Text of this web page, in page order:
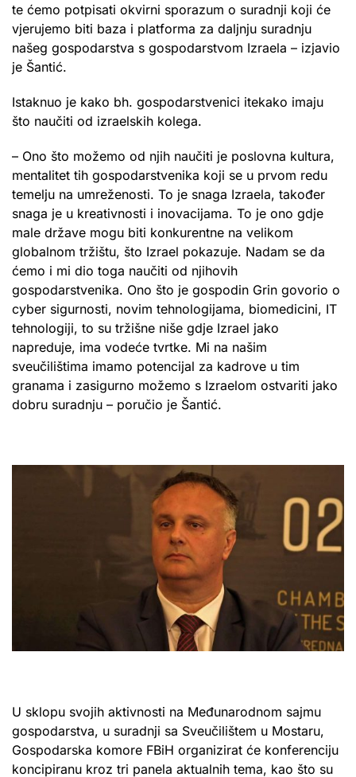
te ćemo potpisati okvirni sporazum o suradnji koji će
vjerujemo biti baza i platforma za daljnju suradnju
našeg gospodarstva s gospodarstvom Izraela – izjavio
je Šantić.
Istaknuo je kako bh. gospodarstvenici itekako imaju
što naučiti od izraelskih kolega.
– Ono što možemo od njih naučiti je poslovna kultura,
mentalitet tih gospodarstvenika koji se u prvom redu
temelju na umreženosti. To je snaga Izraela, također
snaga je u kreativnosti i inovacijama. To je ono gdje
male države mogu biti konkurentne na velikom
globalnom tržištu, što Izrael pokazuje. Nadam se da
ćemo i mi dio toga naučiti od njihovih
gospodarstvenika. Ono što je gospodin Grin govorio o
cyber sigurnosti, novim tehnologijama, biomedicini, IT
tehnologiji, to su tržišne niše gdje Izrael jako
napreduje, ima vodeće tvrtke. Mi na našim
sveučilištima imamo potencijal za kadrove u tim
granama i zasigurno možemo s Izraelom ostvariti jako
dobru suradnju – poručio je Šantić.
U sklopu svojih aktivnosti na Međunarodnom sajmu
gospodarstva, u suradnji sa Sveučilištem u Mostaru,
Gospodarska komore FBiH organizirat će konferenciju
koncipiranu kroz tri panela aktualnih tema, kao što su